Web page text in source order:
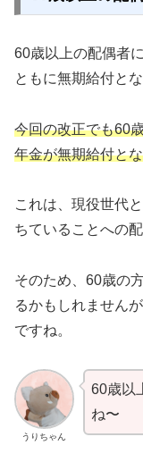
60歳以上の配偶者
ともに無期給付と
今回の改正でも60
年金が無期給付と
これは、現役世代
ちていることへの
そのため、60歳の
るかもしれません
ですね。
うりちゃん
60歳以
ね〜